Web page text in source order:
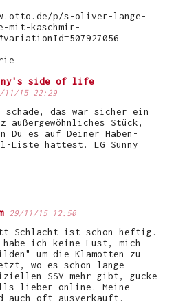
p/s-oliver-lange-
mit-kaschmir-
side of life
11/15 22:29
schade, das war sicher ein
außergewöhnliches Stück,
Du es auf Deiner Haben-
Liste hattest. LG Sunny
29/11/15 12:50
Schlacht ist schon heftig.
ich keine Lust, mich
um die Klamotten zu
wo es schon lange
SSV mehr gibt, gucke
lieber online. Meine
auch oft ausverkauft.